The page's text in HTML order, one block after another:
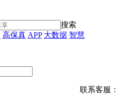
搜索
高保真 APP 大数据 智慧
联系客服：